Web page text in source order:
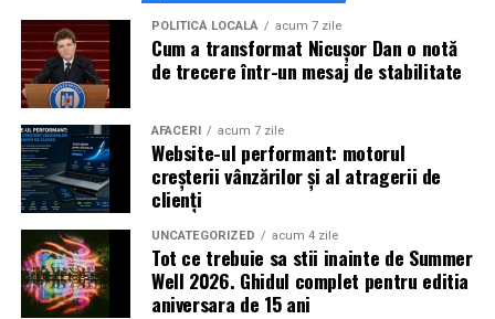
ActoriiVlad Gherman, Oana Gherman și Ioana
Ginghinăvin la întâlnirea cu publicul dinCinema City
Vivo! Pitești pe 17 februarie, de la 18:30și vor
participa la o discuție după proiecție, alături de
regizorulPaul Decu.
Caravana„În pielea mea”ajunge laCinema City
Shopping City Ploiești, pe 18 februarie,
proiecția specială introdusă de regizorul
alături de actoriiIoana State, Vlad și Oana Gherman,
Azaleea Necula și Gabriel Vatavu.
POLITICĂ LOCALĂ acum 7 zile
Cum a transformat Nicușor Dan o notă
de trecere într-un mesaj de stabilitate
AFACERI acum 7 zile
Website-ul performant: motorul
creșterii vânzărilor și al atragerii de
clienți
UNCATEGORIZED acum 4 zile
Tot ce trebuie sa stii inainte de Summer
Well 2026. Ghidul complet pentru editia
aniversara de 15 ani